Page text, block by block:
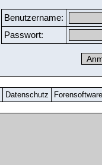
Benutzername:
Passwort:
Datenschutz